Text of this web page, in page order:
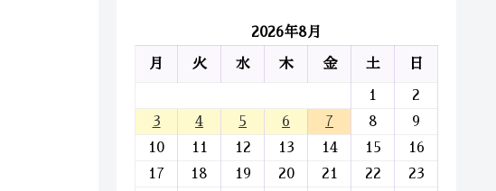
2026年8月
月 火 水 木 金 土 日
1
2
3
4 5 6 7 8
9
10
11 12 13 14 15
16
17
18 19 20 21 22
23